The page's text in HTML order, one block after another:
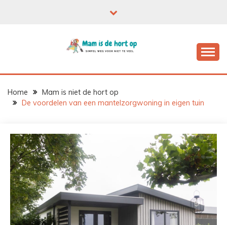
Home
Mam is niet de hort op
De voordelen van een mantelzorgwoning in eigen tuin